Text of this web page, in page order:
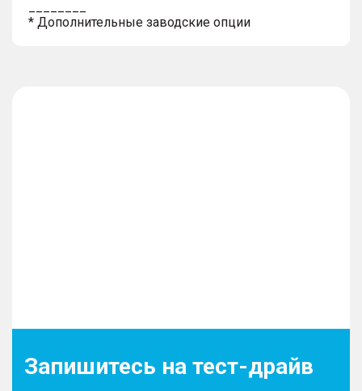
* Дополнительные заводские опции
Запишитесь на тест-драйв